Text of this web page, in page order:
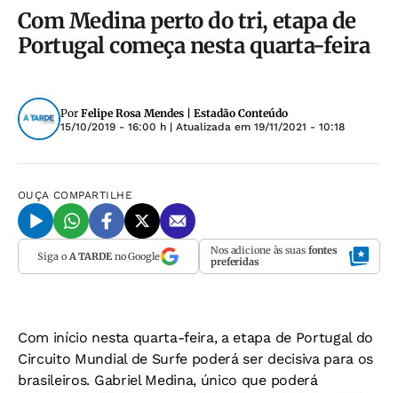
Com Medina perto do tri, etapa de
Portugal começa nesta quarta-feira
Por Felipe Rosa Mendes | Estadão Conteúdo
15/10/2019 - 16:00 h | Atualizada em 19/11/2021 - 10:18
OUÇA COMPARTILHE
Siga o A TARDEno Google Nos adicione às suas fontes
preferidas
Com início nesta quarta-feira, a etapa de Portugal do
Circuito Mundial de Surfe poderá ser decisiva para os
brasileiros. Gabriel Medina, único que poderá